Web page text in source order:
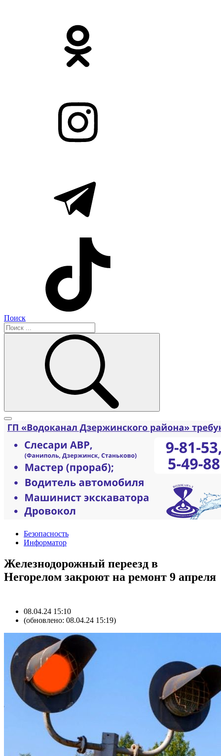
Поиск
Безопасность
Информатор
Железнодорожный переезд в
Негорелом закроют на ремонт 9 апреля
08.04.24 15:10
(обновлено: 08.04.24 15:19)